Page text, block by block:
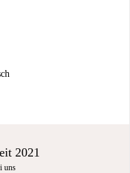
2021
uns